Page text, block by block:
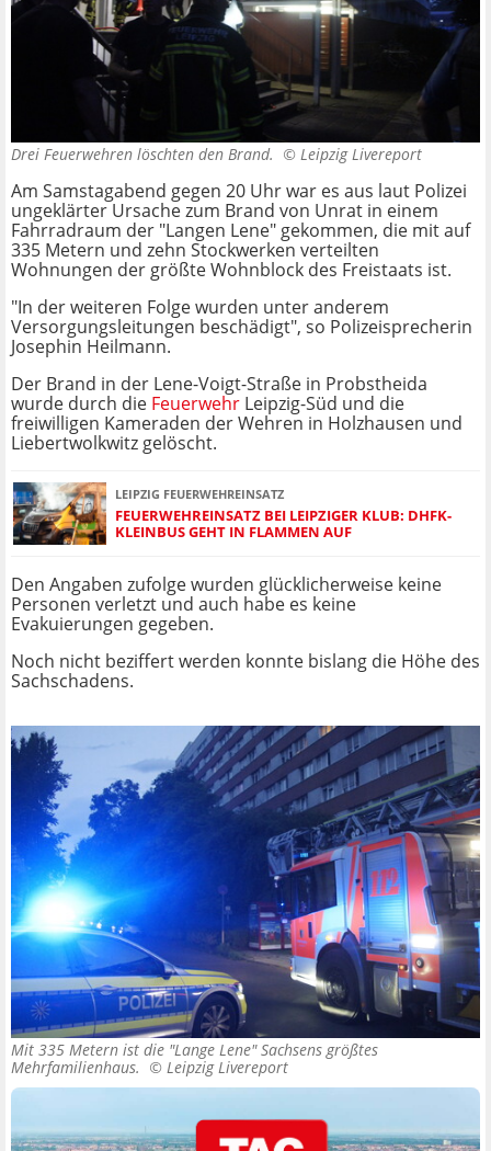
Drei Feuerwehren löschten den Brand. © Leipzig Livereport
Am Samstagabend gegen 20 Uhr war es aus laut Polizei
ungeklärter Ursache zum Brand von Unrat in einem
Fahrradraum der "Langen Lene" gekommen, die mit auf
335 Metern und zehn Stockwerken verteilten
Wohnungen der größte Wohnblock des Freistaats ist.
"In der weiteren Folge wurden unter anderem
Versorgungsleitungen beschädigt", so Polizeisprecherin
Josephin Heilmann.
Der Brand in der Lene-Voigt-Straße in Probstheida
wurde durch die Feuerwehr Leipzig-Süd und die
freiwilligen Kameraden der Wehren in Holzhausen und
Liebertwolkwitz gelöscht.
LEIPZIG FEUERWEHREINSATZ
FEUERWEHREINSATZ BEI LEIPZIGER KLUB: DHFK-
KLEINBUS GEHT IN FLAMMEN AUF
Den Angaben zufolge wurden glücklicherweise keine
Personen verletzt und auch habe es keine
Evakuierungen gegeben.
Noch nicht beziffert werden konnte bislang die Höhe des
Sachschadens.
Mit 335 Metern ist die "Lange Lene" Sachsens größtes
Mehrfamilienhaus. © Leipzig Livereport